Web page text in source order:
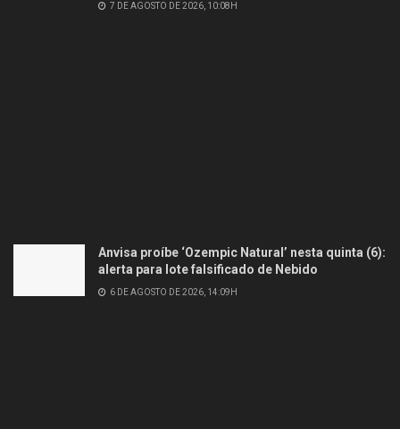
7 DE AGOSTO DE 2026, 10:08H
Anvisa proíbe ‘Ozempic Natural’ nesta quinta (6):
alerta para lote falsificado de Nebido
6 DE AGOSTO DE 2026, 14:09H